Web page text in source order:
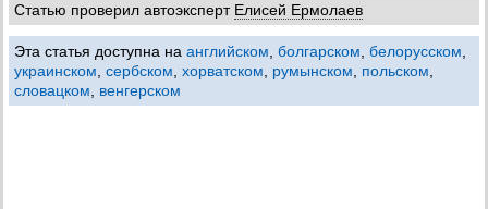
Статью проверил автоэксперт Елисей Ермолаев
Эта статья доступна на английском болгарском белорусском
украинском сербском хорватском румынском польском
словацком
венгерском